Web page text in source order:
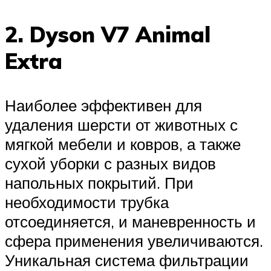
2. Dyson V7 Animal
Extra
Наиболее эффективен для
удаления шерсти от животных с
мягкой мебели и ковров, а также
сухой уборки с разных видов
напольных покрытий. При
необходимости трубка
отсоединяется, и маневренность и
сфера применения увеличиваются.
Уникальная система фильтрации